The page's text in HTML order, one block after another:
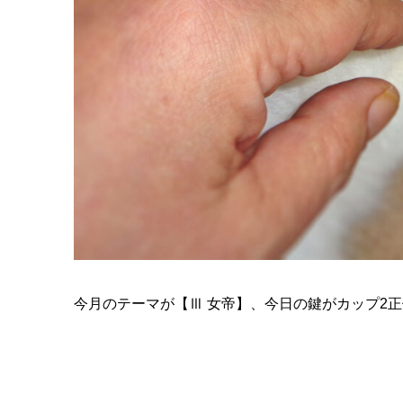
今月のテーマが【Ⅲ 女帝】、今日の鍵がカップ2